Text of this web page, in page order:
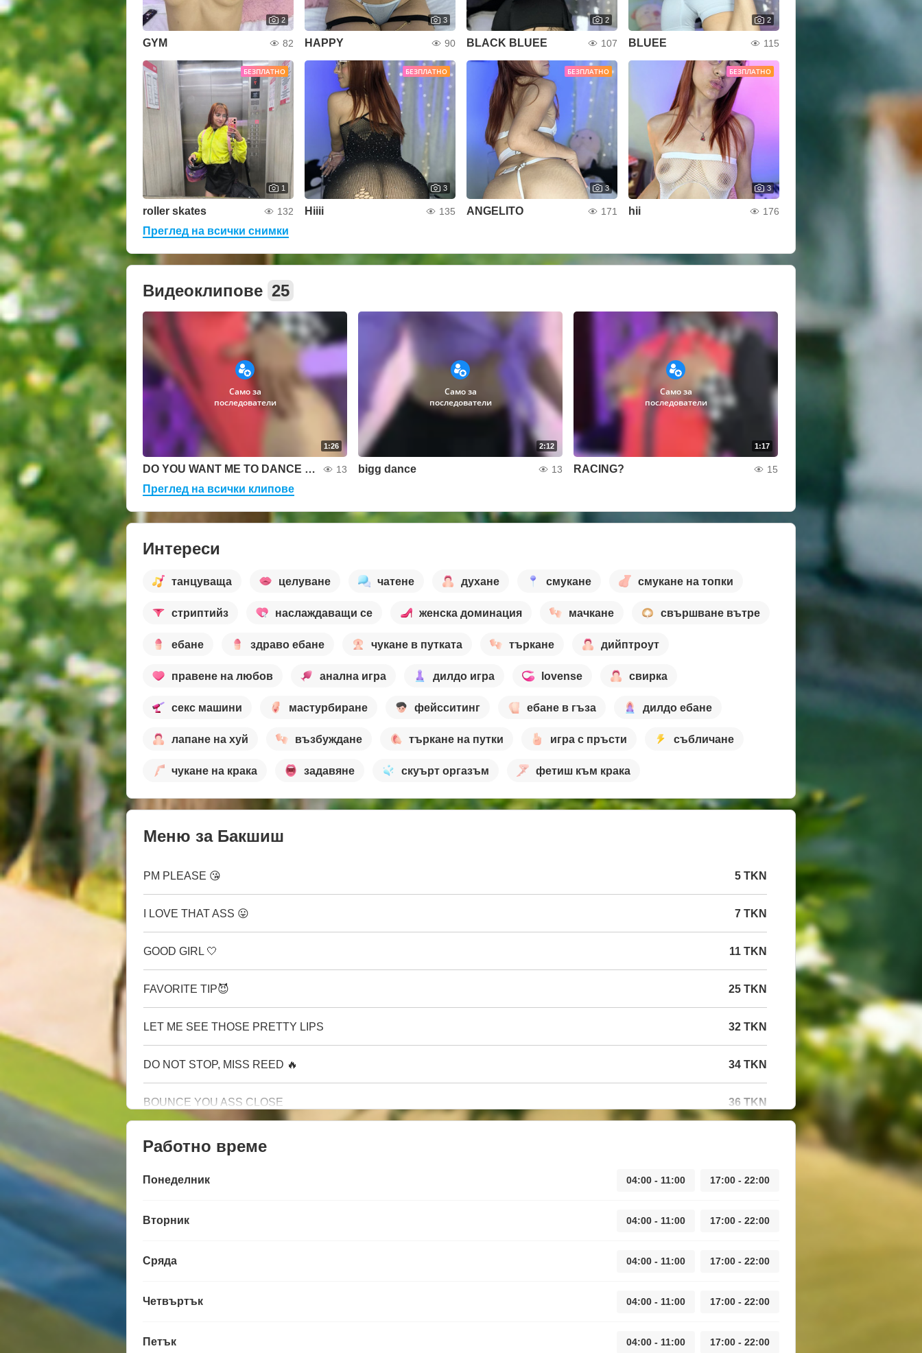
2
GYM 82
3
HAPPY 90
2
BLACK BLUEE 107
2
BLUEE 115
БЕЗПЛАТНО
1
roller skates 132
БЕЗПЛАТНО
3
Hiiii 135
БЕЗПЛАТНО
3
ANGELITO 171
БЕЗПЛАТНО
3
hii 176
Преглед на всички снимки
Видеоклипове 25
1:26
Само за
последователи
DO YOU WANT ME TO DANCE FOR YOU? 13
2:12
Само за
последователи
bigg dance 13
1:17
Само за
последователи
RACING? 15
Преглед на всички клипове
Интереси
танцуваща целуване чатене духане смукане смукане на топки
стриптийз наслаждаващи се женска доминация мачкане свършване вътре
ебане здраво ебане чукане в путката търкане дийптроут
правене на любов анална игра дилдо игра lovense свирка
секс машини мастурбиране фейсситинг ебане в гъза дилдо ебане
лапане на хуй възбуждане търкане на путки игра с пръсти събличане
чукане на крака задавяне скуърт оргазъм фетиш към крака
Меню за Бакшиш
PM PLEASE 😘 5 TKN
I LOVE THAT ASS 😛 7 TKN
GOOD GIRL 🤍 11 TKN
FAVORITE TIP😈 25 TKN
LET ME SEE THOSE PRETTY LIPS 32 TKN
DO NOT STOP, MISS REED 🔥 34 TKN
BOUNCE YOU ASS CLOSE 36 TKN
Работно време
Понеделник 04:00 - 11:00 17:00 - 22:00
Вторник 04:00 - 11:00 17:00 - 22:00
Сряда 04:00 - 11:00 17:00 - 22:00
Четвъртък 04:00 - 11:00 17:00 - 22:00
Петък 04:00 - 11:00 17:00 - 22:00